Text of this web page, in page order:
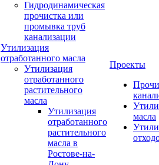
Гидродинамическая
прочистка или
промывка труб
канализации
Утилизация
отработанного масла
Утилизация
отработанного
растительного
масла
Утилизация
отработанного
растительного
масла в
Ростове-на-
Проекты
масла